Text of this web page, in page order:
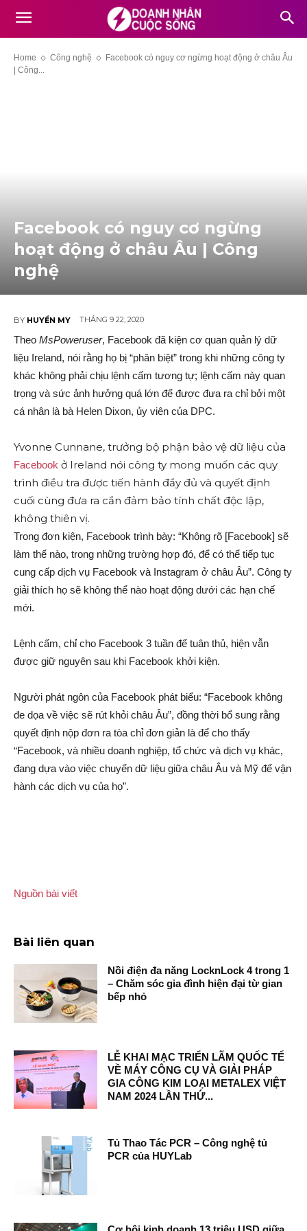
Home Công nghệ
Facebook có nguy cơ ngừng hoạt động ở châu Âu
| Công...
Facebook có nguy cơ ngừng
hoạt động ở châu Âu | Công
nghệ
BY HUYỀN MY THÁNG 9 22, 2020
Theo MsPoweruser, Facebook đã kiện cơ quan quản lý dữ
liệu Ireland, nói rằng họ bị “phân biệt” trong khi những công ty
khác không phải chịu lệnh cấm tương tự; lệnh cấm này quan
trọng và sức ảnh hưởng quá lớn để được đưa ra chỉ bởi một
cá nhân là bà Helen Dixon, ủy viên của DPC.
Yvonne Cunnane, trưởng bộ phận bảo vệ dữ liệu của
Facebook ở Ireland nói công ty mong muốn các quy
trình điều tra được tiến hành đầy đủ và quyết định
cuối cùng đưa ra cần đảm bảo tính chất độc lập,
không thiên vị.
Trong đơn kiện, Facebook trình bày: “Không rõ [Facebook] sẽ
làm thế nào, trong những trường hợp đó, để có thể tiếp tục
cung cấp dịch vụ Facebook và Instagram ở châu Âu”. Công ty
giải thích họ sẽ không thể nào hoạt động dưới các hạn chế
mới.
Lệnh cấm, chỉ cho Facebook 3 tuần để tuân thủ, hiện vẫn
được giữ nguyên sau khi Facebook khởi kiện.
Người phát ngôn của Facebook phát biểu: “Facebook không
đe dọa về việc sẽ rút khỏi châu Âu”, đồng thời bổ sung rằng
quyết định nộp đơn ra tòa chỉ đơn giản là để cho thấy
“Facebook, và nhiều doanh nghiệp, tổ chức và dịch vụ khác,
đang dựa vào việc chuyển dữ liệu giữa châu Âu và Mỹ để vận
hành các dịch vụ của họ”.
Nguồn bài viết
Bài liên quan
Nồi điện đa năng LocknLock 4 trong 1
– Chăm sóc gia đình hiện đại từ gian
bếp nhỏ
LỄ KHAI MẠC TRIỂN LÃM QUỐC TẾ
VỀ MÁY CÔNG CỤ VÀ GIẢI PHÁP
GIA CÔNG KIM LOẠI METALEX VIỆT
NAM 2024 LẦN THỨ...
Tủ Thao Tác PCR – Công nghệ tủ
PCR của HUYLab